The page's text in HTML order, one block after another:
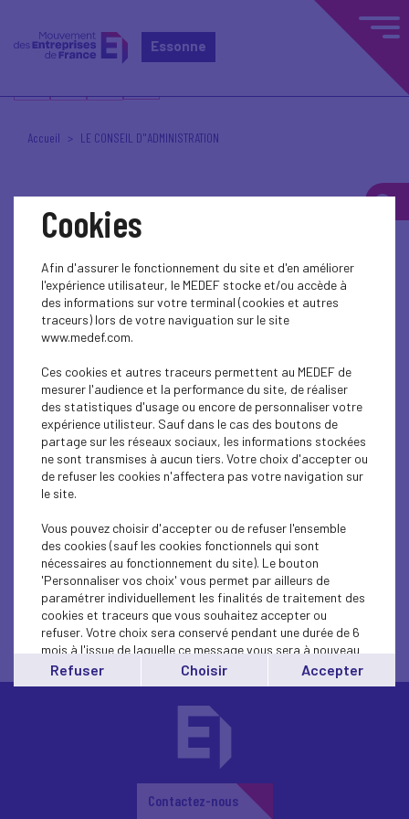
Essonne
Accueil LE CONSEIL D"ADMINISTRATION
LE CONSEIL
D"ADMINISTRATION
Contactez-nous
Cookies
Afin d'assurer le fonctionnement du site et d'en améliorer
l'expérience utilisateur, le MEDEF stocke et/ou accède à
des informations sur votre terminal (cookies et autres
traceurs) lors de votre naviguation sur le site
www.medef.com.
Ces cookies et autres traceurs permettent au MEDEF de
mesurer l'audience et la performance du site, de réaliser
des statistiques d'usage ou encore de personnaliser votre
expérience utilisteur. Sauf dans le cas des boutons de
partage sur les réseaux sociaux, les informations stockées
ne sont transmises à aucun tiers. Votre choix d'accepter ou
de refuser les cookies n'affectera pas votre navigation sur
le site.
Vous pouvez choisir d'accepter ou de refuser l'ensemble
des cookies (sauf les cookies fonctionnels qui sont
nécessaires au fonctionnement du site). Le bouton
'Personnaliser vos choix' vous permet par ailleurs de
paramétrer individuellement les finalités de traitement des
cookies et traceurs que vous souhaitez accepter ou
refuser. Votre choix sera conservé pendant une durée de 6
mois à l'issue de laquelle ce message vous sera à nouveau
affiché..
Vous pouvez modifier votre choix à tout moment en
Refuser Choisir Accepter